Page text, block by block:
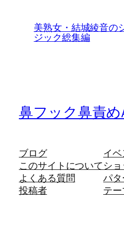
美熟女・結城綾音の
ジック総集編
鼻フック鼻責め
ブログ
このサイトについて
よくある質問
投稿者
イベ
シ
パ
テ